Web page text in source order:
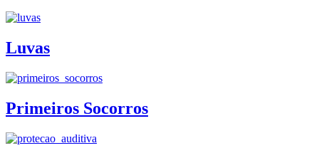
Luvas
Primeiros Socorros